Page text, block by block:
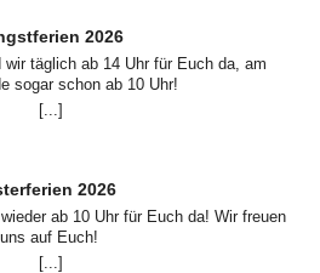
2026
wir täglich ab 14 Uhr für Euch da, am
sogar schon ab 10 Uhr!
[...]
2026
ab 10 Uhr für Euch da! Wir freuen
uns auf Euch!
[...]